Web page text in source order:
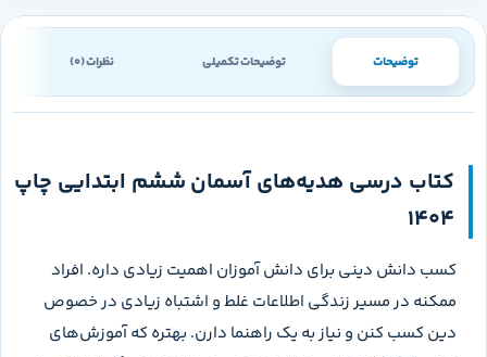
توضیحات توضیحات تکمیلی نظرات (0)
کتاب درسی هدیه‌های آسمان ششم ابتدایی چاپ
1404
کسب دانش دینی برای دانش آموزان اهمیت زیادی داره. افراد
ممکنه در مسیر زندگی اطلاعات غلط و اشتباه زیادی در خصوص
دین کسب کنن و نیاز به یک راهنما دارن. بهتره که آموزش‌های